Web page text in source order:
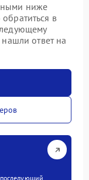
ниже
в
ответ на
последующий